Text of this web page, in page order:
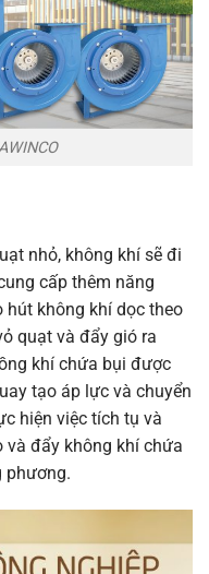
nhỏ, không khí sẽ đi
cấp thêm năng
hút không khí dọc theo
quạt và đẩy gió ra
khí chứa bụi được
tạo áp lực và chuyển
hiện việc tích tụ và
và đẩy không khí chứa
phương.